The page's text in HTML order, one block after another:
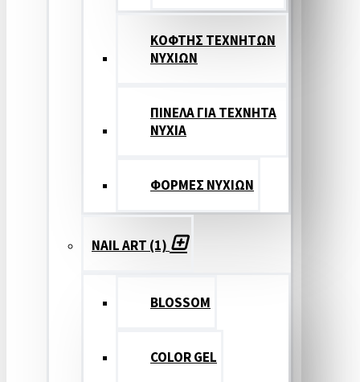
ΚΟΦΤΗΣ ΤΕΧΝΗΤΩΝ
ΝΥΧΙΩΝ
ΠΙΝΕΛΑ ΓΙΑ ΤΕΧΝΗΤΑ
ΝΥΧΙΑ
ΦΟΡΜΕΣ ΝΥΧΙΩΝ
NAIL ART (1)
BLOSSOM
COLOR GEL